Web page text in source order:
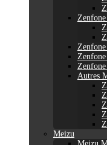
Autres
Meizu